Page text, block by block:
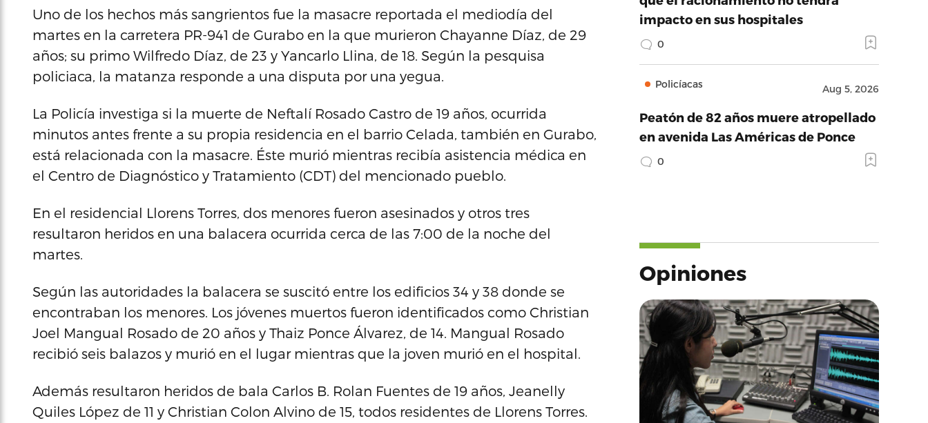
Uno de los hechos más sangrientos fue la masacre reportada el mediodía del
martes en la carretera PR-941 de Gurabo en la que murieron Chayanne Díaz, de 29
años; su primo Wilfredo Díaz, de 23 y Yancarlo Llina, de 18. Según la pesquisa
policiaca, la matanza responde a una disputa por una yegua.
La Policía investiga si la muerte de Neftalí Rosado Castro de 19 años, ocurrida
minutos antes frente a su propia residencia en el barrio Celada, también en Gurabo,
está relacionada con la masacre. Éste murió mientras recibía asistencia médica en
el Centro de Diagnóstico y Tratamiento (CDT) del mencionado pueblo.
En el residencial Llorens Torres, dos menores fueron asesinados y otros tres
resultaron heridos en una balacera ocurrida cerca de las 7:00 de la noche del
martes.
Según las autoridades la balacera se suscitó entre los edificios 34 y 38 donde se
encontraban los menores. Los jóvenes muertos fueron identificados como Christian
Joel Mangual Rosado de 20 años y Thaiz Ponce Álvarez, de 14. Mangual Rosado
recibió seis balazos y murió en el lugar mientras que la joven murió en el hospital.
Además resultaron heridos de bala Carlos B. Rolan Fuentes de 19 años, Jeanelly
Quiles López de 11 y Christian Colon Alvino de 15, todos residentes de Llorens Torres.
impacto en sus hospitales
0
Policíacas Aug 5, 2026
Peatón de 82 años muere atropellado
en avenida Las Américas de Ponce
0
Opiniones